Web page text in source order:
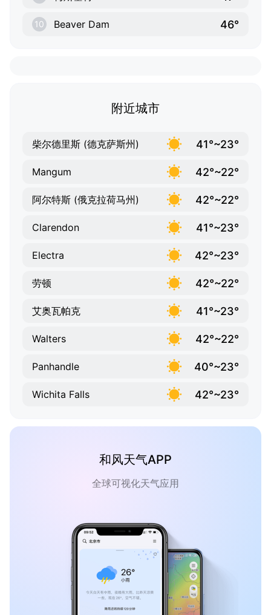
10 Beaver Dam 46°
附近城市
柴尔德里斯 (德克萨斯州) 41°~23°
Mangum 42°~22°
阿尔特斯 (俄克拉荷马州) 42°~22°
Clarendon 41°~23°
Electra 42°~23°
劳顿 42°~22°
艾奥瓦帕克 41°~23°
Walters 42°~22°
Panhandle 40°~23°
Wichita Falls 42°~23°
和风天气APP
全球可视化天气应用